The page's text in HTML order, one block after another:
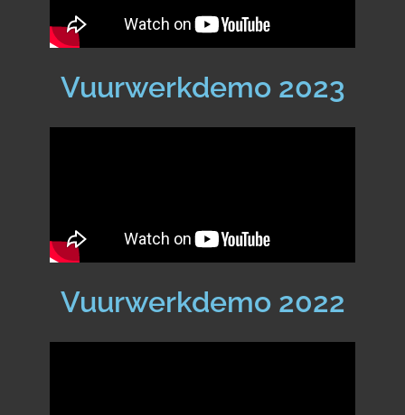
Vuurwerkdemo 2023
Vuurwerkdemo 2022